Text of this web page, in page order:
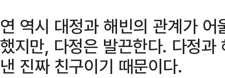
연 역시 대정과 해빈의 관계가
했지만, 다정은 발끈한다. 다정
낸 진짜 친구이기 때문이다.